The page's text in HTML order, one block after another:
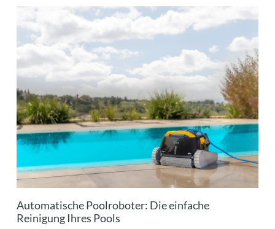
Automatische Poolroboter: Die einfache
Reinigung Ihres Pools